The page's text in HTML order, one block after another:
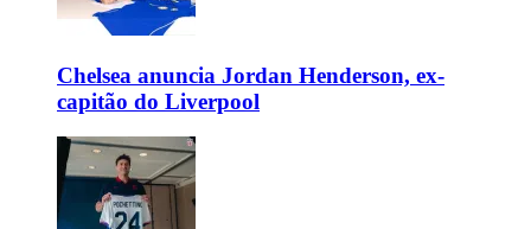
Chelsea anuncia Jordan Henderson, ex-
capitão do Liverpool